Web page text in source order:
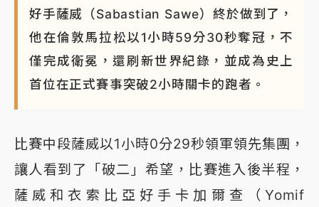
好手薩威（Sabastian Sawe）終於做到了，
他在倫敦馬拉松以1小時59分30秒奪冠，不
僅完成衛冕，還刷新世界紀錄，並成為史上
首位在正式賽事突破2小時關卡的跑者。
比賽中段薩威以1小時0分29秒領軍領先集團，
讓人看到了「破二」希望，比賽進入後半程，
薩威和衣索比亞好手卡加爾查（Yomif